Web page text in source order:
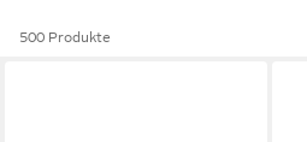
500 Produkte